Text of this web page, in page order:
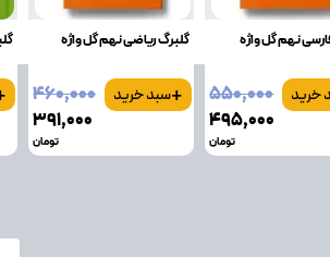
نهم گل واژه
خرید
۵۵۰٬۰۰۰
۴۹۵٬۰۰۰
تومان
گلبرگ ریاضی نهم گل واژه
+سبد خرید
۴۶۰٬۰۰۰
۳۹۱٬۰۰۰
تومان